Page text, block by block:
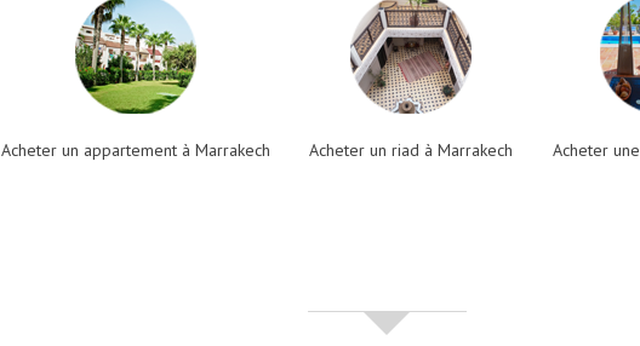
Acheter un appartement à Marrakech Acheter un riad à Marrakech Acheter